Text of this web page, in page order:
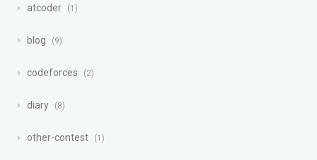
atcoder 1
blog 9
codeforces 2
diary 8
other-contest 1